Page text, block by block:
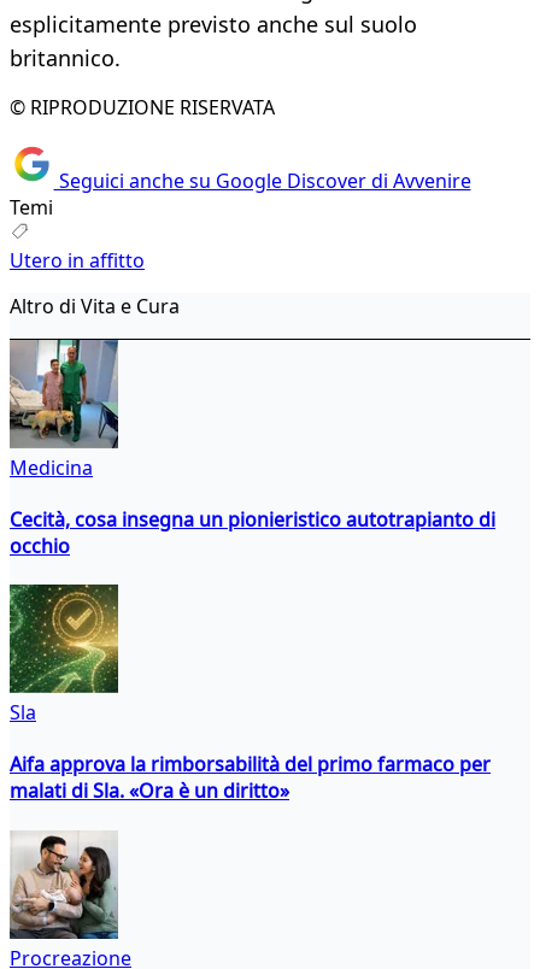
esplicitamente previsto anche sul suolo
britannico.
© RIPRODUZIONE RISERVATA
Seguici anche su Google Discover di Avvenire
Temi
Utero in affitto
Altro di Vita e Cura
Medicina
Cecità, cosa insegna un pionieristico autotrapianto di
occhio
Sla
Aifa approva la rimborsabilità del primo farmaco per
malati di Sla. «Ora è un diritto»
Procreazione